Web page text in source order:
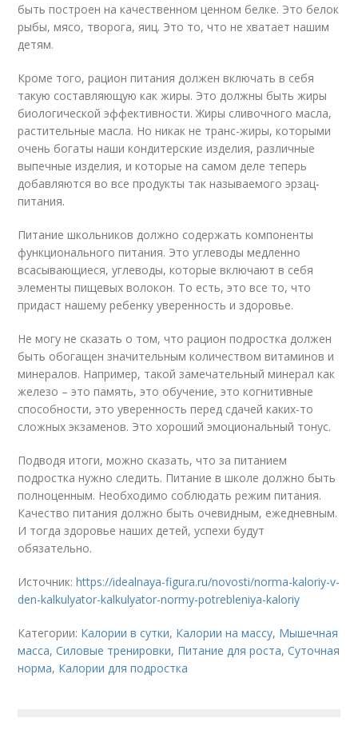
быть построен на качественном ценном белке. Это белок
рыбы, мясо, творога, яиц. Это то, что не хватает нашим
детям.
Кроме того, рацион питания должен включать в себя
такую составляющую как жиры. Это должны быть жиры
биологической эффективности. Жиры сливочного масла,
растительные масла. Но никак не транс-жиры, которыми
очень богаты наши кондитерские изделия, различные
выпечные изделия, и которые на самом деле теперь
добавляются во все продукты так называемого эрзац-
питания.
Питание школьников должно содержать компоненты
функционального питания. Это углеводы медленно
всасывающиеся, углеводы, которые включают в себя
элементы пищевых волокон. То есть, это все то, что
придаст нашему ребенку уверенность и здоровье.
Не могу не сказать о том, что рацион подростка должен
быть обогащен значительным количеством витаминов и
минералов. Например, такой замечательный минерал как
железо – это память, это обучение, это когнитивные
способности, это уверенность перед сдачей каких-то
сложных экзаменов. Это хороший эмоциональный тонус.
Подводя итоги, можно сказать, что за питанием
подростка нужно следить. Питание в школе должно быть
полноценным. Необходимо соблюдать режим питания.
Качество питания должно быть очевидным, ежедневным.
И тогда здоровье наших детей, успехи будут
обязательно.
Источник:https://idealnaya-figura.ru/novosti/norma-kaloriy-v-
den-kalkulyator-kalkulyator-normy-potrebleniya-kaloriy
Категории: Калории в сутки, Калории на массу, Мышечная
масса,Силовые тренировки, Питание для роста,Суточная
норма, Калории для подростка